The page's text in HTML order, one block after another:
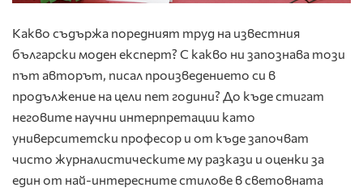
Какво съдържа поредният труд на известния
български моден експерт? С какво ни запознава този
път авторът, писал произведението си в
продължение на цели пет години? До къде стигат
неговите научни интерпретации като
университетски професор и от къде започват
чисто журналистическите му разкази и оценки за
един от най-интересните стилове в световната